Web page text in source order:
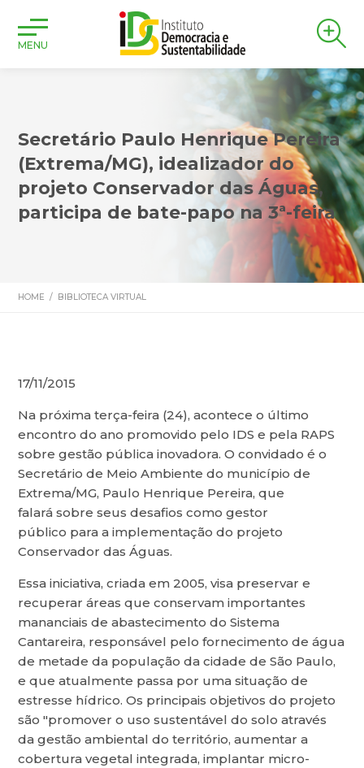
MENU
Secretário Paulo Henrique Pereira
(Extrema/MG), idealizador do
projeto Conservador das Águas,
participa de bate-papo na 3ª-feira
HOME / BIBLIOTECA VIRTUAL
17/11/2015
Na próxima terça-feira (24), acontece o último
encontro do ano promovido pelo IDS e pela RAPS
sobre gestão pública inovadora. O convidado é o
Secretário de Meio Ambiente do município de
Extrema/MG, Paulo Henrique Pereira, que
falará sobre seus desafios como gestor
público para a implementação do projeto
Conservador das Águas.
Essa iniciativa, criada em 2005, visa preservar e
recuperar áreas que conservam importantes
mananciais de abastecimento do Sistema
Cantareira, responsável pelo fornecimento de água
de metade da população da cidade de São Paulo,
e que atualmente passa por uma situação de
estresse hídrico. Os principais objetivos do projeto
são "promover o uso sustentável do solo através
da gestão ambiental do território, aumentar a
cobertura vegetal integrada, implantar micro-